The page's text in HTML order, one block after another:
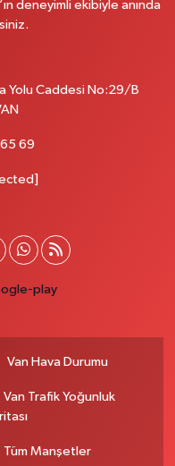
deneyimli ekibiyle anında
Yolu Caddesi No:29/B
69
Van Hava Durumu
Van Trafik Yoğunluk
Tüm Manşetler